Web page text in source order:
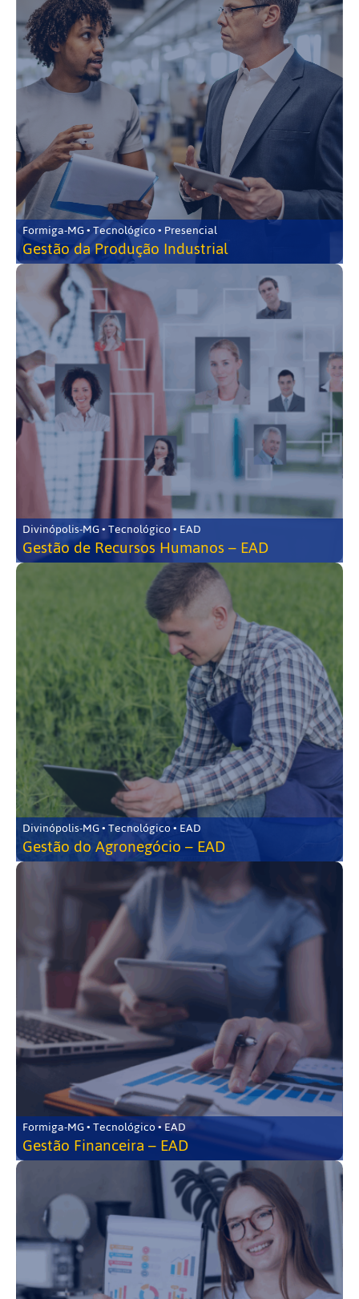
Formiga-MG • Tecnológico • Presencial
Gestão da Produção Industrial
Divinópolis-MG • Tecnológico • EAD
Gestão de Recursos Humanos – EAD
Divinópolis-MG • Tecnológico • EAD
Gestão do Agronegócio – EAD
Formiga-MG • Tecnológico • EAD
Gestão Financeira – EAD